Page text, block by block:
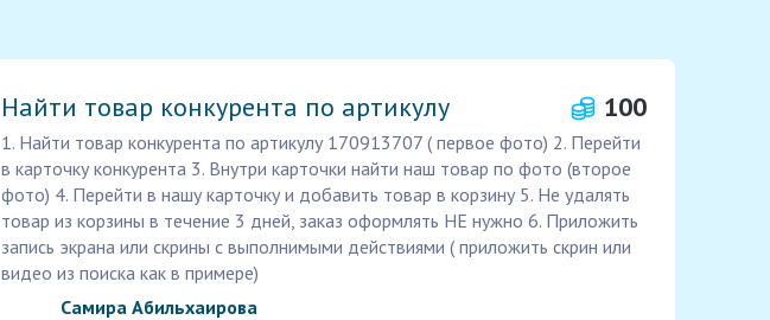
Найти товар конкурента по артикулу 100
1. Найти товар конкурента по артикулу 170913707 ( первое фото) 2. Перейти
в карточку конкурента 3. Внутри карточки найти наш товар по фото (второе
фото) 4. Перейти в нашу карточку и добавить товар в корзину 5. Не удалять
товар из корзины в течение 3 дней, заказ оформлять НЕ нужно 6. Приложить
запись экрана или скрины с выполнимыми действиями ( приложить скрин или
видео из поиска как в примере)
Самира Абильхаирова